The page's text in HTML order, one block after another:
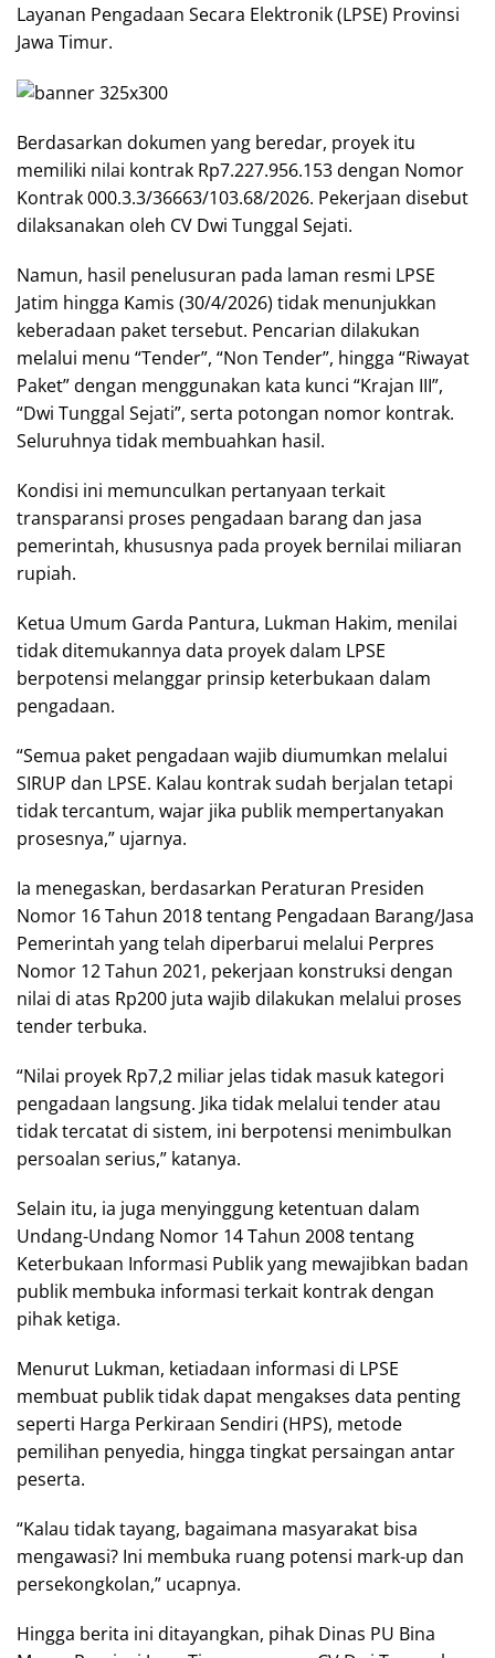
Layanan Pengadaan Secara Elektronik (LPSE) Provinsi
Jawa Timur.
Berdasarkan dokumen yang beredar, proyek itu
memiliki nilai kontrak Rp7.227.956.153 dengan Nomor
Kontrak 000.3.3/36663/103.68/2026. Pekerjaan disebut
dilaksanakan oleh CV Dwi Tunggal Sejati.
Namun, hasil penelusuran pada laman resmi LPSE
Jatim hingga Kamis (30/4/2026) tidak menunjukkan
keberadaan paket tersebut. Pencarian dilakukan
melalui menu “Tender”, “Non Tender”, hingga “Riwayat
Paket” dengan menggunakan kata kunci “Krajan III”,
“Dwi Tunggal Sejati”, serta potongan nomor kontrak.
Seluruhnya tidak membuahkan hasil.
Kondisi ini memunculkan pertanyaan terkait
transparansi proses pengadaan barang dan jasa
pemerintah, khususnya pada proyek bernilai miliaran
rupiah.
Ketua Umum Garda Pantura, Lukman Hakim, menilai
tidak ditemukannya data proyek dalam LPSE
berpotensi melanggar prinsip keterbukaan dalam
pengadaan.
“Semua paket pengadaan wajib diumumkan melalui
SIRUP dan LPSE. Kalau kontrak sudah berjalan tetapi
tidak tercantum, wajar jika publik mempertanyakan
prosesnya,” ujarnya.
Ia menegaskan, berdasarkan Peraturan Presiden
Nomor 16 Tahun 2018 tentang Pengadaan Barang/Jasa
Pemerintah yang telah diperbarui melalui Perpres
Nomor 12 Tahun 2021, pekerjaan konstruksi dengan
nilai di atas Rp200 juta wajib dilakukan melalui proses
tender terbuka.
“Nilai proyek Rp7,2 miliar jelas tidak masuk kategori
pengadaan langsung. Jika tidak melalui tender atau
tidak tercatat di sistem, ini berpotensi menimbulkan
persoalan serius,” katanya.
Selain itu, ia juga menyinggung ketentuan dalam
Undang-Undang Nomor 14 Tahun 2008 tentang
Keterbukaan Informasi Publik yang mewajibkan badan
publik membuka informasi terkait kontrak dengan
pihak ketiga.
Menurut Lukman, ketiadaan informasi di LPSE
membuat publik tidak dapat mengakses data penting
seperti Harga Perkiraan Sendiri (HPS), metode
pemilihan penyedia, hingga tingkat persaingan antar
peserta.
“Kalau tidak tayang, bagaimana masyarakat bisa
mengawasi? Ini membuka ruang potensi mark-up dan
persekongkolan,” ucapnya.
Hingga berita ini ditayangkan, pihak Dinas PU Bina